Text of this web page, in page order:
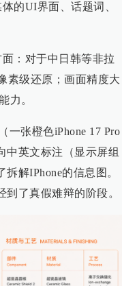
的UI界面、话题词、
：对于中日韩等非拉
素级还原；画面精度大
力。
一张橙色iPhone 17 Pro
中英文标注（显示屏组
解IPhone的信息图。
了真假难辩的阶段。